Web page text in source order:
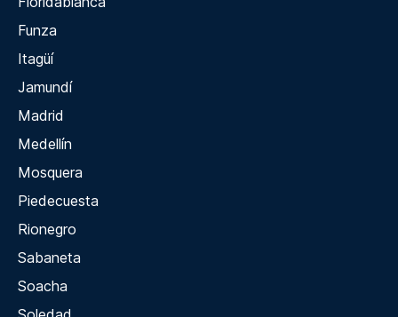
Funza
Itagüí
Jamundí
Madrid
Medellín
Mosquera
Piedecuesta
Rionegro
Sabaneta
Soacha